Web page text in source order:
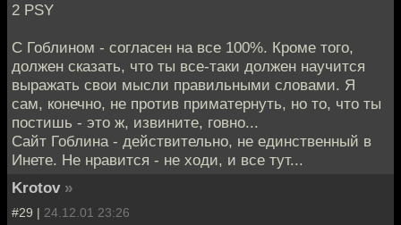
2 PSY
С Гоблином - согласен на все 100%. Кроме того,
должен сказать, что ты все-таки должен научится
выражать свои мысли правильными словами. Я
сам, конечно, не против приматернуть, но то, что ты
постишь - это ж, извините, говно...
Сайт Гоблина - действительно, не единственный в
Инете. Не нравится - не ходи, и все тут...
Krotov »
#29 | 24.12.01 23:26